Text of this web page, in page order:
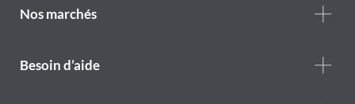
are
Nos marchés
Footer
Besoin d’aide